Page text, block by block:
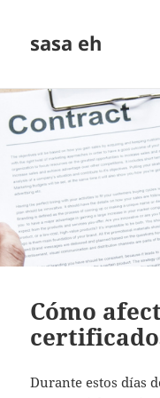
sasa eh
Cómo
Durante estos días